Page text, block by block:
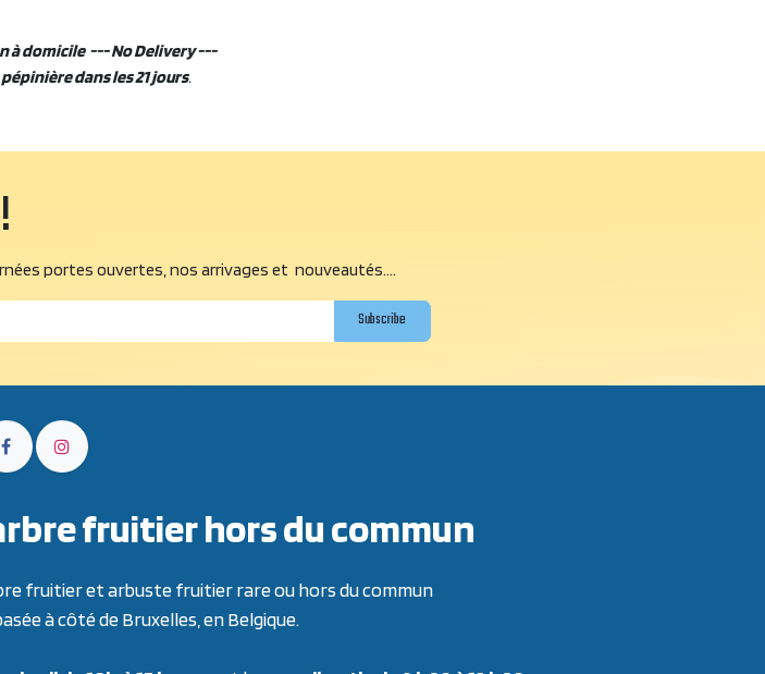
à domicile --- No Delivery ---
dans les 21 jours.
portes ouvertes, nos arrivages et nouveautés....
Subscribe
fruitier hors du commun
fruitier et arbuste fruitier rare ou hors du commun
à côté de Bruxelles, en Belgique.